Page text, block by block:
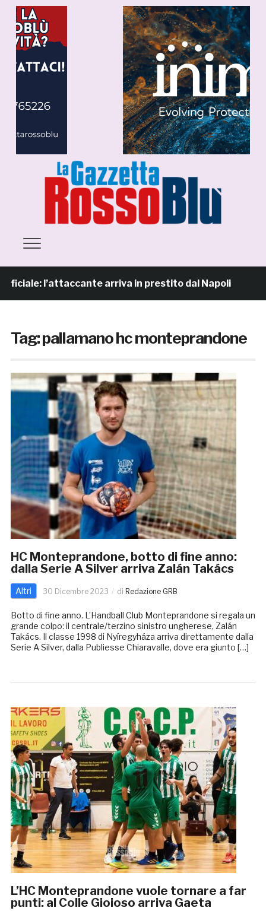
l’attaccante arriva in prestito dal Napoli 8 ore fa
Tag:pallamano hc monteprandone
HC Monteprandone, botto di fine anno:
dalla Serie A Silver arriva Zalán Takács
Altri 30 Dicembre 2023 di Redazione GRB
Botto di fine anno. L’Handball Club Monteprandone si regala un
grande colpo: il centrale/terzino sinistro ungherese, Zalán
Takács. Il classe 1998 di Nyíregyháza arriva direttamente dalla
Serie A Silver, dalla Publiesse Chiaravalle, dove era giunto […]
L’HC Monteprandone vuole tornare a far
punti: al Colle Gioioso arriva Gaeta